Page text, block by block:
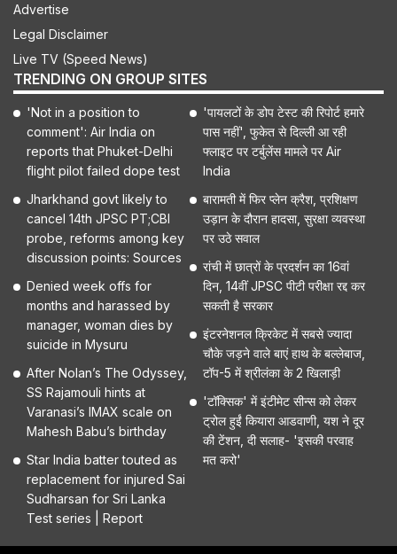
Advertise
Legal Disclaimer
Live TV (Speed News)
TRENDING ON GROUP SITES
'Not in a position to
comment': Air India on
reports that Phuket-Delhi
flight pilot failed dope test
Jharkhand govt likely to
cancel 14th JPSC PT;CBI
probe, reforms among key
discussion points: Sources
Denied week offs for
months and harassed by
manager, woman dies by
suicide in Mysuru
After Nolan’s The Odyssey,
SS Rajamouli hints at
Varanasi’s IMAX scale on
Mahesh Babu’s birthday
Star India batter touted as
replacement for injured Sai
Sudharsan for Sri Lanka
Test series | Report
'पायलटों के डोप टेस्ट की रिपोर्ट हमारे
पास नहीं', फुकेत से दिल्ली आ रही
फ्लाइट पर टर्बुलेंस मामले पर Air
India
बारामती में फिर प्लेन क्रैश, प्रशिक्षण
उड़ान के दौरान हादसा, सुरक्षा व्यवस्था
पर उठे सवाल
रांची में छात्रों के प्रदर्शन का 16वां
दिन, 14वीं JPSC पीटी परीक्षा रद्द कर
सकती है सरकार
इंटरनेशनल क्रिकेट में सबसे ज्यादा
चौके जड़ने वाले बाएं हाथ के बल्लेबाज,
टॉप-5 में श्रीलंका के 2 खिलाड़ी
'टॉक्सिक' में इंटीमेट सीन्स को लेकर
ट्रोल हुईं कियारा आडवाणी, यश ने दूर
की टेंशन, दी सलाह- 'इसकी परवाह
मत करो'